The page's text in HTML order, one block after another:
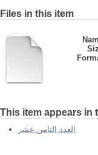
Files in this item
This item appears in
العدد الثامن عشر